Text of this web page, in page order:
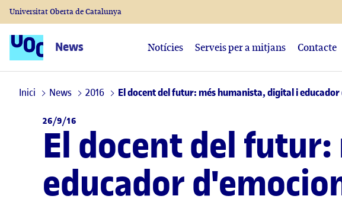
Universitat Oberta de Catalunya
News Notícies Serveis per a mitjans Contacte
Inici News 2016 El docent del futur: més humanista, digital i educador
26/9/16
El docent del
educador